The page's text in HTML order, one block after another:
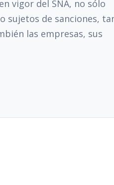
vigor del SNA, no sólo
sujetos de sanciones,
las empresas, sus